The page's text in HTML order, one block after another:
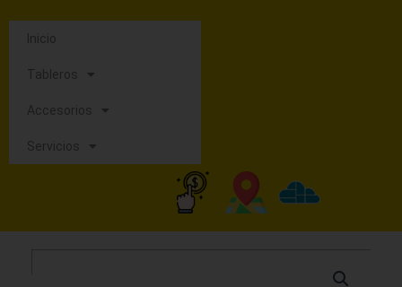
Inicio
Tableros
Accesorios
Servicios